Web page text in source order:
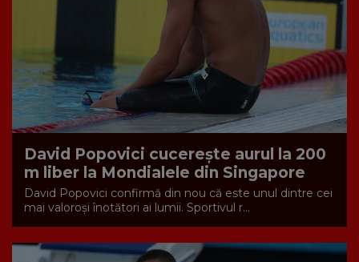
David Popovici cucerește aurul la 200
m liber la Mondialele din Singapore
David Popovici confirmă din nou că este unul dintre cei
mai valoroși înotători ai lumii. Sportivul r...